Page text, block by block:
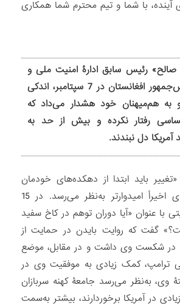
آینده، با شما و تیم محترم شما همکاری
صالح» رئیس سابق ادارۀ امنیت ملی و
معاون سابق رئیس‌جمهور افغانستان در 7 سپتامبر، اندکی
و به هم‌میهنان خود هشدار می‌داد که
رفتار نکرده و بیش از حد به
دل نبندند.
باید ابتدا از دهکده‌های خودمان
شروع شود.» اما وی اخیراً امیدوارتر به‌نظر می‌رسد. در 15
با عنوان «آیا دوران توهم در کاخ سفید
گفت که روایت بایدن در حمایت از
در شکست وی داشت و در مقابل، موضع
ترامپ، کمک زیادی به موفقیت وی در
وی، به‌نظر می‌رسد جامعۀ کهنه سربازان
در آمریکا برخوردارند، بیشتر به‌سمت